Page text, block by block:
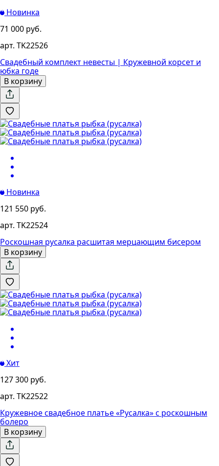
Новинка
71 000 руб.
арт. TK22526
Свадебный комплект невесты | Кружевной корсет и
юбка годе
В корзину
Новинка
121 550 руб.
арт. TK22524
Роскошная русалка расшитая мерцающим бисером
В корзину
Хит
127 300 руб.
арт. TK22522
Кружевное свадебное платье «Русалка» с роскошным
болеро
В корзину